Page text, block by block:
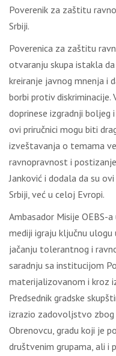
Poverenik za zaštitu
Srbiji.
Poverenica za zaštitu
otvaranju skupa istakla
kreiranje javnog mnenja i
borbi protiv diskriminacije.
doprinese izgradnji boljeg
ovi priručnici mogu biti
izveštavanja o temama
ravnopravnost i
Janković i dodala da su
Srbiji, već u celoj Evropi.
Ambasador Misije OEBS-
mediji igraju ključnu ulogu
jačanju tolerantnog i
saradnju sa institucijom
materijalizovanom i kroz
Predsednik gradske
izrazio zadovoljstvo zbog
Obrenovcu, gradu koji je
društvenim grupama, ali i